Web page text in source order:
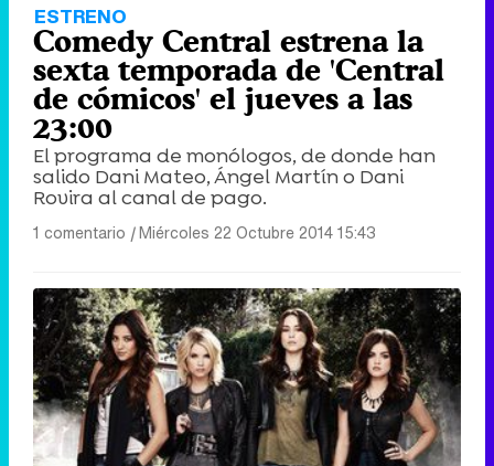
ESTRENO
Comedy Central estrena la
sexta temporada de 'Central
de cómicos' el jueves a las
23:00
El programa de monólogos, de donde han
salido Dani Mateo, Ángel Martín o Dani
Rovira al canal de pago.
1 comentario |Miércoles 22 Octubre 2014 15:43